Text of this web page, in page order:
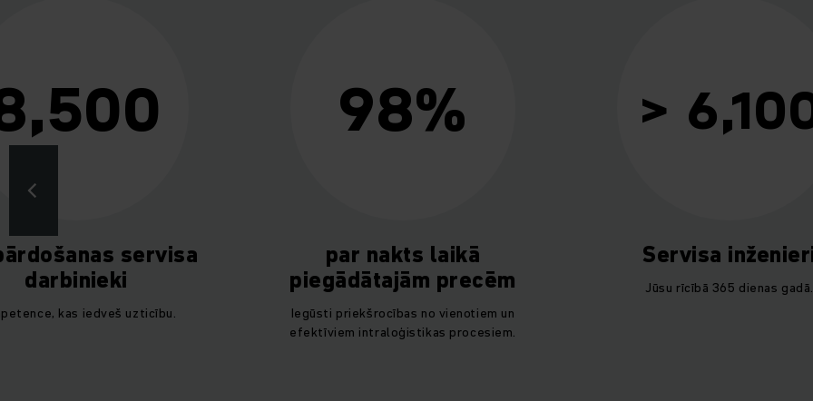
servisa
darbinieki
kas iedveš uzticību.
98%
par nakts laikā
piegādātajām precēm
Iegūsti priekšrocības no vienotiem un
efektīviem intraloģistikas procesiem.
>
Servisa
Jūsu rīcībā 365 dienas gadā.